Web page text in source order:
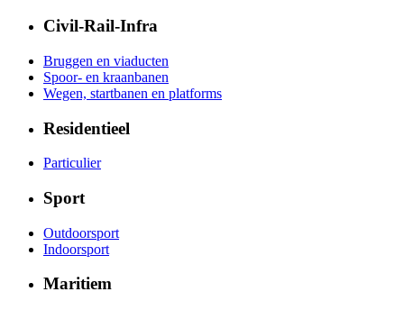
Civil-Rail-Infra
Bruggen en viaducten
Spoor- en kraanbanen
Wegen, startbanen en platforms
Residentieel
Particulier
Sport
Outdoorsport
Indoorsport
Maritiem